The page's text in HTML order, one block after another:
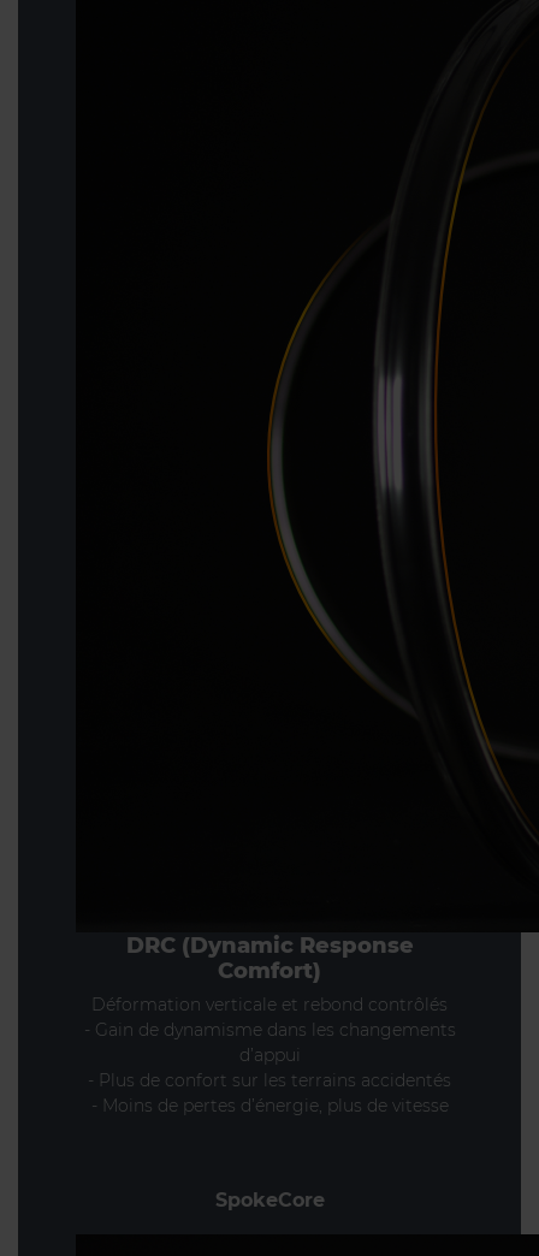
DRC (Dynamic Response
Comfort)
Déformation verticale et rebond contrôlés
- Gain de dynamisme dans les changements
d’appui
- Plus de confort sur les terrains accidentés
- Moins de pertes d’énergie, plus de vitesse
SpokeCore